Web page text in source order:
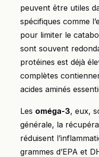
peuvent être utiles
spécifiques comme
pour limiter le
sont souvent
protéines est déjà
complètes
acides aminés
Les oméga-3, eux,
générale, la
réduisent
grammes d’EPA et